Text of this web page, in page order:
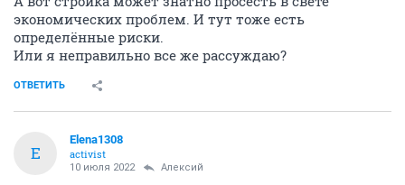
экономических проблем. И тут тоже есть
определённые риски.
Или я неправильно все же рассуждаю?
ОТВЕТИТЬ
E
Elena1308
activist
10 июля 2022 Алексий